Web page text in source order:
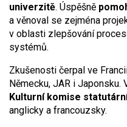
univerzitě. Úspěšně
a věnoval se zejména
v oblasti zlepšování
systémů.
Zkušenosti čerpal ve
Německu, JAR i
Kulturní komise
anglicky a francouzsky.